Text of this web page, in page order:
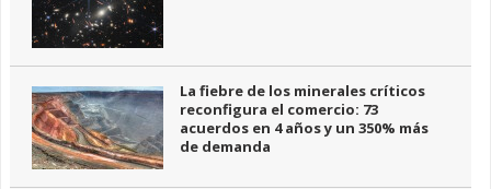
La fiebre de los minerales críticos
reconfigura el comercio: 73
acuerdos en 4 años y un 350% más
de demanda